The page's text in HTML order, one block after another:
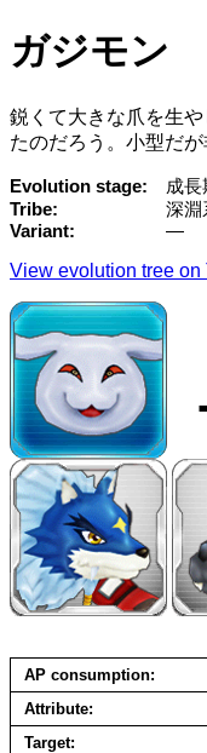
ガジモン
鋭くて大きな爪を生
たのだろう。小型だ
Evolution stage
成長
Tribe
深淵
Variant
—
View evolution tree on
AP consumption
Attribute
Target